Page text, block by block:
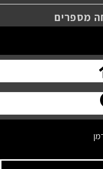
מספרים